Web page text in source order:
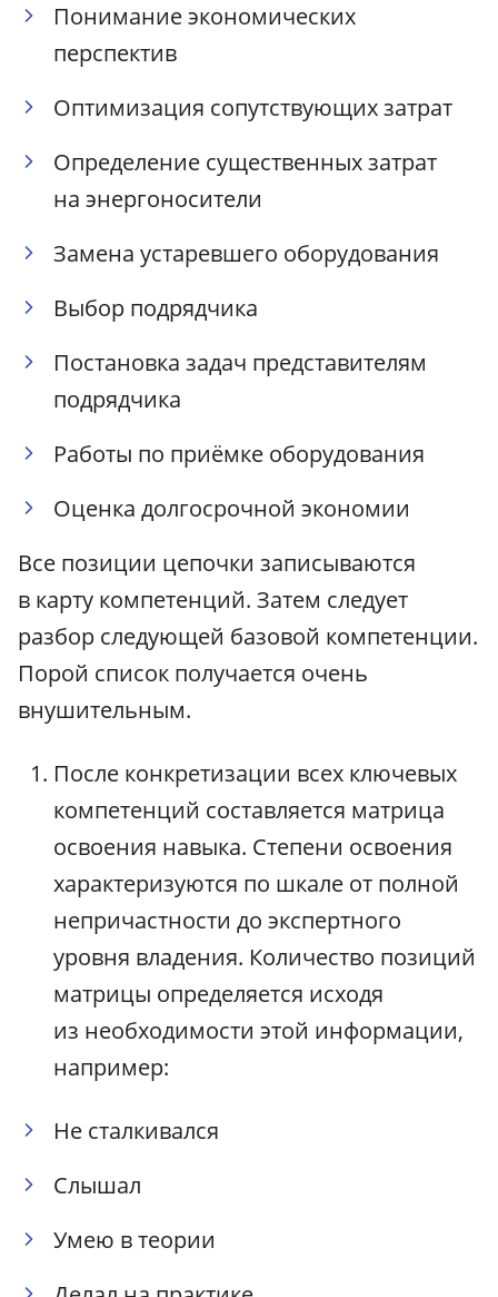
Понимание экономических
перспектив
Оптимизация сопутствующих затрат
Определение существенных затрат
на энергоносители
Замена устаревшего оборудования
Выбор подрядчика
Постановка задач представителям
подрядчика
Работы по приёмке оборудования
Оценка долгосрочной экономии
Все позиции цепочки записываются
в карту компетенций. Затем следует
разбор следующей базовой компетенции.
Порой список получается очень
внушительным.
После конкретизации всех ключевых
компетенций составляется матрица
освоения навыка. Степени освоения
характеризуются по шкале от полной
непричастности до экспертного
уровня владения. Количество позиций
матрицы определяется исходя
из необходимости этой информации,
например:
Не сталкивался
Слышал
Умею в теории